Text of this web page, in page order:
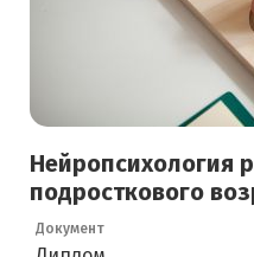
Нейропсихология
подросткового
Документ